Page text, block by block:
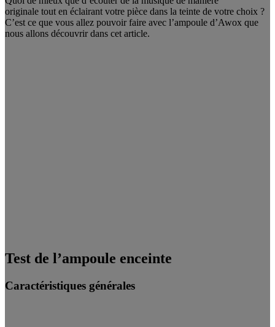
originale tout en éclairant votre pièce dans la teinte de votre choix ?
C’est ce que vous allez pouvoir faire avec l’ampoule d’Awox que
nous allons découvrir dans cet article.
Test de l’ampoule enceinte
Caractéristiques générales